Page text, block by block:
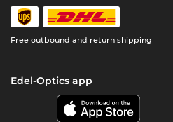
Free outbound and return shipping
Edel-Optics app